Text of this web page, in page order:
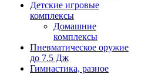
Детские игровые
комплексы
Домашние
комплексы
Пневматическое оружие
до 7.5 Дж
Гимнастика, разное